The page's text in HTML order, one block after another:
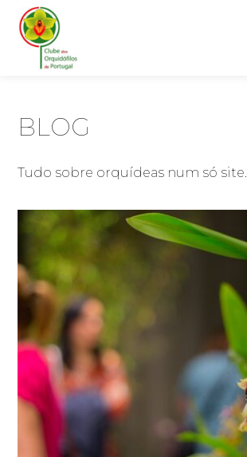
BLOG
Tudo sobre orquídeas num só site.